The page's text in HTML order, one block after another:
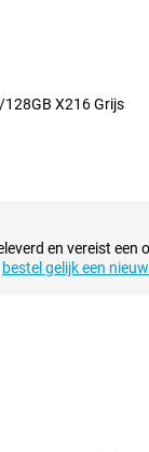
zitten. De hoofdlens
X216 Grijs
op je tablet er
heeft namelijk een
een aux-poort. Je
128GB X216 Grijs
en vereist een
bestel gelijk een